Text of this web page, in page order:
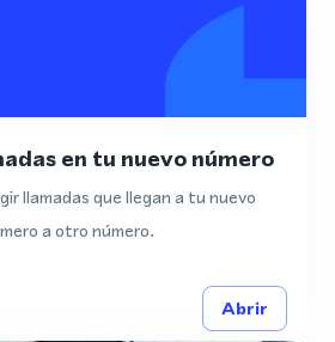
en tu nuevo número
llamadas que llegan a tu nuevo
a otro número.
Abrir